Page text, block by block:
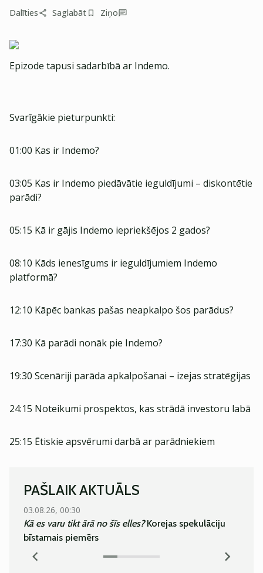
Dalīties Saglabāt Ziņo
Epizode tapusi sadarbībā ar Indemo.
Svarīgākie pieturpunkti:
01:00 Kas ir Indemo?
03:05 Kas ir Indemo piedāvātie ieguldījumi – diskontētie
parādi?
05:15 Kā ir gājis Indemo iepriekšējos 2 gados?
08:10 Kāds ienesīgums ir ieguldījumiem Indemo
platformā?
12:10 Kāpēc bankas pašas neapkalpo šos parādus?
17:30 Kā parādi nonāk pie Indemo?
19:30 Scenāriji parāda apkalpošanai – izejas stratēgijas
24:15 Noteikumi prospektos, kas strādā investoru labā
25:15 Ētiskie apsvērumi darbā ar parādniekiem
PAŠLAIK AKTUĀLS
03.08.26, 00:30
Kā es varu tikt ārā no šīs elles?Korejas spekulāciju
bīstamais piemērs